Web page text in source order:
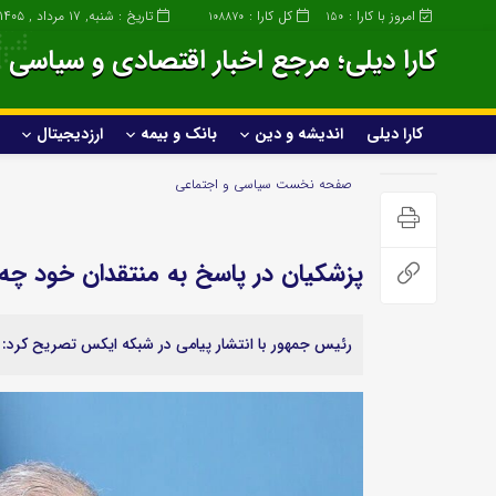
کل کارا : 108870 امروز با کارا : 150 تاریخ : شنبه, ۱۷ مرداد , ۱۴۰۵
کارا دیلی؛ مرجع اخبار اقتصادی و
کارا دیلی اندیشه و دین بانک و بیمه ارزدیجیتال
عمومی و سرگرمی
گردشگری و مهاجرت
صفحه نخست سیاسی و اجتماعی
پزشکیان در پاسخ به منتقدان
رئیس جمهور با انتشار پیامی در شبکه ایکس تصریح